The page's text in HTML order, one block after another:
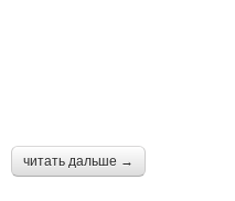
читать дальше →